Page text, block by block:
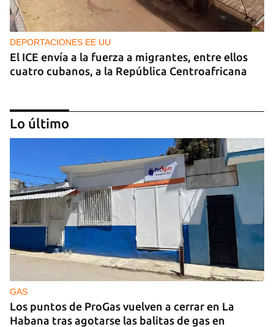
DEPORTACIONES EE UU
El ICE envía a la fuerza a migrantes, entre ellos
cuatro cubanos, a la República Centroafricana
GUERRA
Ucrania ataca otro centro logístico del Amazon
ruso, esta vez en los Urales
Lo último
GAS
Los puntos de ProGas vuelven a cerrar en La
Habana tras agotarse las balitas de gas en